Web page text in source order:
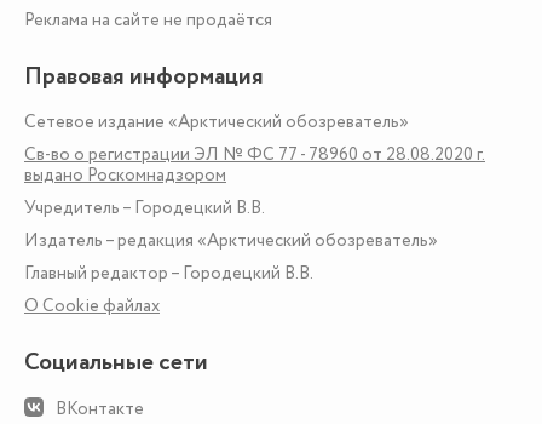
Реклама на сайте не продаётся
Правовая информация
Сетевое издание «Арктический обозреватель»
Св-во о регистрации ЭЛ № ФС 77 - 78960 от 28.08.2020 г.
выдано Роскомнадзором
Учредитель – Городецкий В.В.
Издатель – редакция «Арктический обозреватель»
Главный редактор – Городецкий В.В.
О Сookie файлах
Социальные сети
ВКонтакте